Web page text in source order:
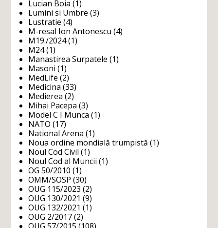
Lucian Boia (1)
Lumini si Umbre (3)
Lustratie (4)
M-resal Ion Antonescu (4)
M19./2024(1)
M24(1)
Manastirea Surpatele (1)
Masoni (1)
MedLife (2)
Medicina (33)
Medierea (2)
Mihai Pacepa (3)
Model C I Munca (1)
NATO (17)
National Arena (1)
Noua ordine mondială trumpistă (1)
Noul Cod Civil (1)
Noul Cod al Muncii (1)
OG 50/2010 (1)
OMM/SOSP (30)
OUG 115/2023 (2)
OUG 130/2021 (9)
OUG 132/2021 (1)
OUG 2/2017 (2)